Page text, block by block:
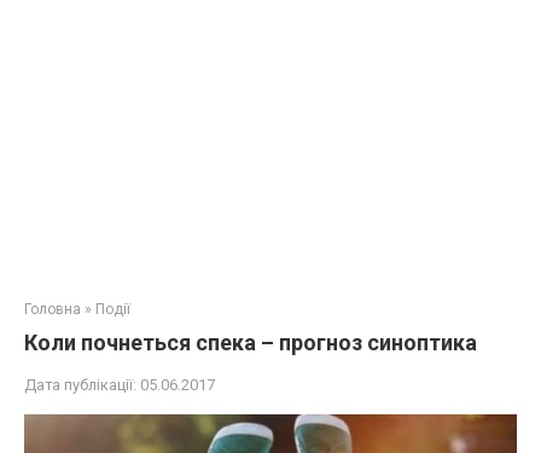
Головна » Події
Коли почнеться спека – прогноз синоптика
Дата публікації: 05.06.2017